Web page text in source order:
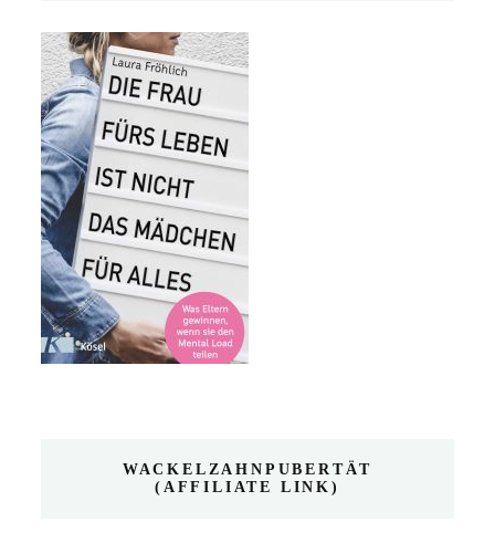
WACKELZAHNPUBERTÄT
(AFFILIATE LINK)